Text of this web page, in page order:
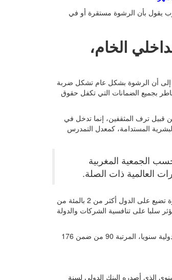
يقول بأن الرشوة مستقرة أو في
الداخلي الخام،
دراسة أجرتها جمعية الشعلة للتربية والثقافة بتعاون مع الاتحاد الأوروبي سنة 2012، إلى أن الرشوة بشكل عام تشكل ضربة
بجميع الضمانات التي تكفل حقوق
قبيل ترف المثقفين، إنما تدخل في
المستدامة، كمعدل التمدرس
الجمعية المغربية
العالمية ذات الصلة.
ويرجع البنك الدولي انخفاض معدل النمو بالدول الإفريقية بشكل أساسي إلى الرشوة. الأخيرة تضيع على الدول أكثر من 2 بالمئة من
سلبا على تنافسية الشركات والدولة
لقد احتل المغرب سنة 2016 في مؤشر إدراك الرشوة الذي تصدره منظمة ترانسبارنسي الدولية سنويا، المرتبة 90 من ضمن 176
مؤشر مناخ الأعمال السنوي الذي أصدره البنك الدولي لسنة